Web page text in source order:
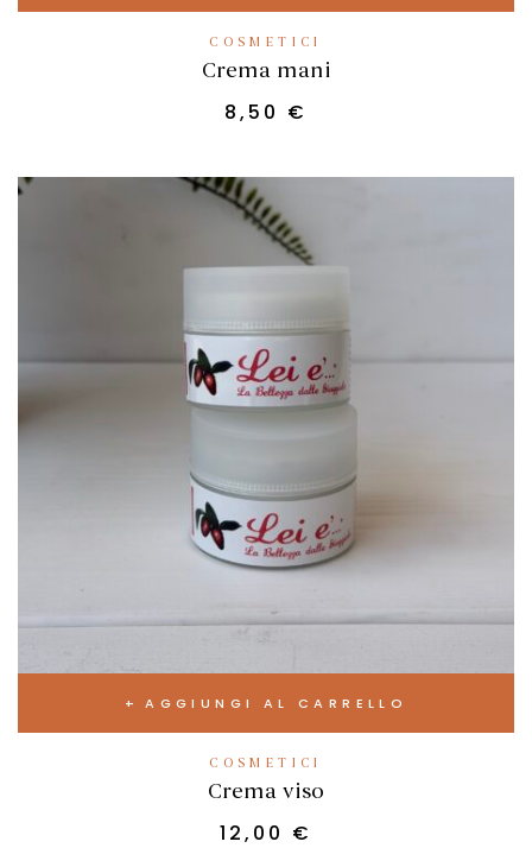
COSMETICI
Crema mani
8,50 €
AGGIUNGI AL CARRELLO
COSMETICI
Crema viso
12,00 €